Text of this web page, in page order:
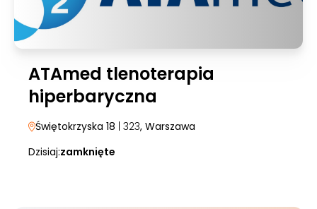
ATAmed tlenoterapia
hiperbaryczna
Świętokrzyska 18 | 323, Warszawa
Dzisiaj:zamknięte